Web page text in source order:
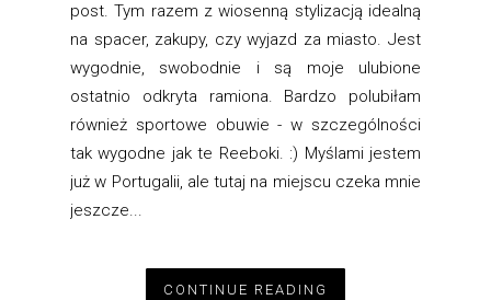
post. Tym razem z wiosenną stylizacją idealną
na spacer, zakupy, czy wyjazd za miasto. Jest
wygodnie, swobodnie i są moje ulubione
ostatnio odkryta ramiona. Bardzo polubiłam
również sportowe obuwie - w szczególności
tak wygodne jak te Reeboki. :) Myślami jestem
już w Portugalii, ale tutaj na miejscu czeka mnie
jeszcze...
CONTINUE READING